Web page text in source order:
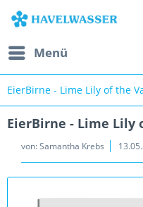
Menü
EierBirne - Lime Lily of the
EierBirne - Lime Lily
von:Samantha Krebs